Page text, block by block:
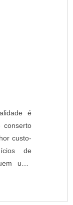
é
conserto
custo-
de
uma
seus
indicada
seja, de